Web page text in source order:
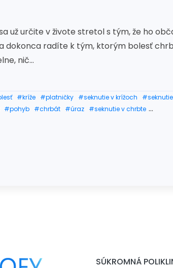
už určite v živote stretol s tým, že ho
dokonca radíte k tým, ktorým bolesť
nič...
#kríže #platničky #seknutie v krížoch
#seknutie
#pohyb #chrbát #úraz #seknutie v chrbte
SÚKROMNÁ